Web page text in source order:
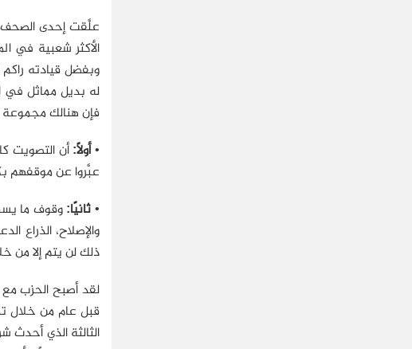
علَّقت إحدى الصحف
الأكثر شعبية في
وبفضل قيادته
له بديل مماثل في
فإن هنالك مجموعة
• أولًا: أن التصويت
عبَّروا عن موقفهم
• ثانيًا: وقوف ما
ذلك لن يتم إلا من
لقد أصبح الحزب مع
قبل عام من خلال
الثالثة الذي أحدث